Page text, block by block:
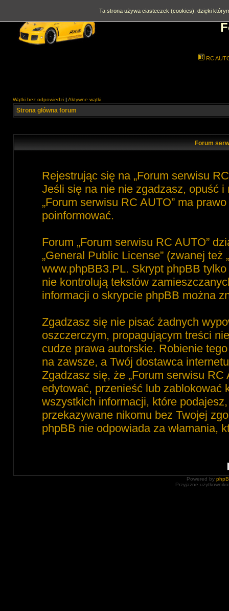
RC
Wątki bez odpowiedzi | Aktywne wątki
Strona główna forum
Forum
Rejestrując się na „Forum serwisu
Jeśli się na nie nie zgadzasz, opuść i
„Forum serwisu RC AUTO” ma
poinformować.
Forum „Forum serwisu RC AUTO”
„General Public License” (zwanej też
www.phpBB3.PL. Skrypt phpBB
nie kontrolują tekstów
informacji o skrypcie phpBB można
Zgadzasz się nie pisać żadnych
oszczerczym, propagującym treści
cudze prawa autorskie. Robienie
na zawsze, a Twój dostawca
Zgadzasz się, że „Forum serwisu
edytować, przenieść lub zablokować
wszystkich informacji, które
przekazywane nikomu bez Twojej
phpBB nie odpowiada za włamania,
Powered by
Przyjazne
Ta strona używa ciasteczek (cookies), dzięki